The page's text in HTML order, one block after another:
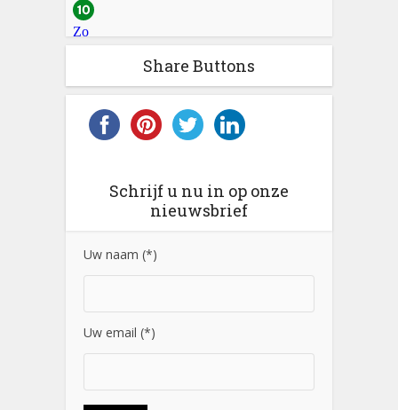
Share Buttons
Schrijf u nu in op onze
nieuwsbrief
Uw naam (*)
Uw email (*)